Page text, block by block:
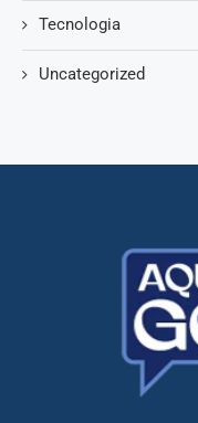
Tecnologia
Uncategorized